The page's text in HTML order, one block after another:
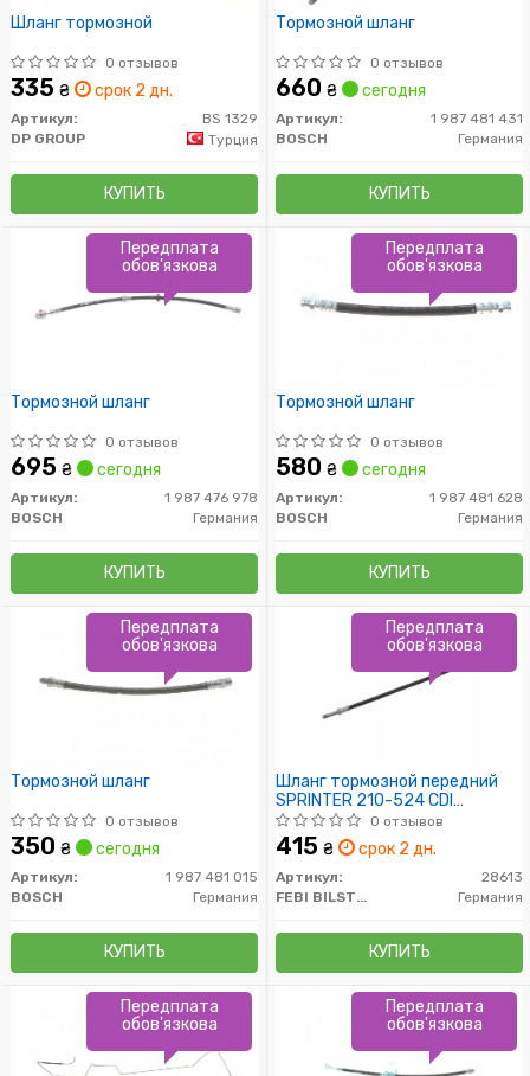
Шланг тормозной
0 отзывов
335 ₴ срок 2 дн.
Артикул:
BS 1329
DP GROUP
Турция
КУПИТЬ
Тормозной шланг
0 отзывов
660 ₴ сегодня
Артикул:
1 987 481 431
BOSCH
Германия
КУПИТЬ
Тормозной шланг
0 отзывов
695 ₴ сегодня
Артикул:
1 987 476 978
BOSCH
Германия
КУПИТЬ
Передплата
обов'язкова
Тормозной шланг
0 отзывов
580 ₴ сегодня
Артикул:
1 987 481 628
BOSCH
Германия
КУПИТЬ
Передплата
обов'язкова
Тормозной шланг
0 отзывов
350 ₴ сегодня
Артикул:
1 987 481 015
BOSCH
Германия
КУПИТЬ
Передплата
обов'язкова
Шланг тормозной передний
SPRINTER 210-524 CDI
03.06-;VW CRAFTER 04.06-
0 отзывов
415 ₴ срок 2 дн.
Артикул:
28613
FEBI BILSTEIN
Германия
КУПИТЬ
Передплата
обов'язкова
Передплата
обов'язкова
Передплата
обов'язкова